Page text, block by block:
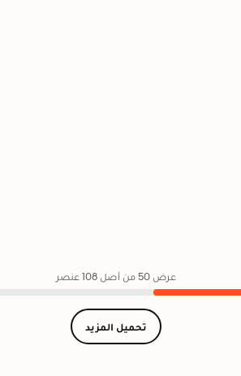
عرض 50 من أصل 108 عنصر
تحميل المزيد